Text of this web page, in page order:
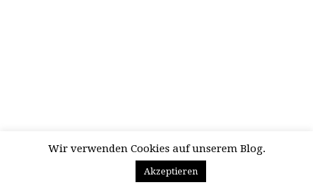
Wir verwenden Cookies auf unserem Blog.
Akzeptieren